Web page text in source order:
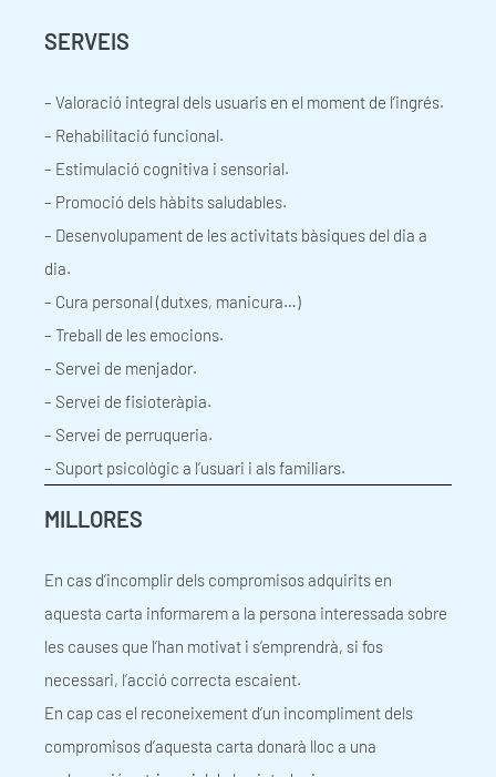
SERVEIS
– Valoració integral dels usuaris en el moment de l’ingrés.
– Rehabilitació funcional.
– Estimulació cognitiva i sensorial.
– Promoció dels hàbits saludables.
– Desenvolupament de les activitats bàsiques del dia a
dia.
– Cura personal (dutxes, manicura…)
– Treball de les emocions.
– Servei de menjador.
– Servei de fisioteràpia.
– Servei de perruqueria.
– Suport psicològic a l’usuari i als familiars.
MILLORES
En cas d’incomplir dels compromisos adquirits en
aquesta carta informarem a la persona interessada sobre
les causes que l’han motivat i s’emprendrà, si fos
necessari, l’acció correcta escaient.
En cap cas el reconeixement d’un incompliment dels
compromisos d’aquesta carta donarà lloc a una